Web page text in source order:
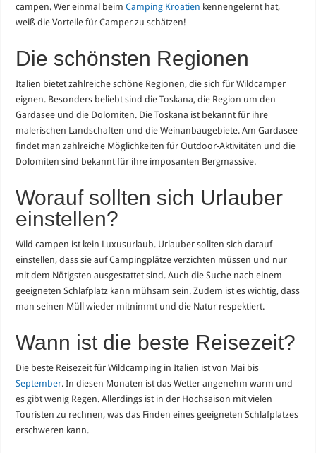
campen. Wer einmal beimCamping Kroatien kennengelernt hat,
weiß die Vorteile für Camper zu schätzen!
Die schönsten Regionen
Italien bietet zahlreiche schöne Regionen, die sich für Wildcamper
eignen. Besonders beliebt sind die Toskana, die Region um den
Gardasee und die Dolomiten. Die Toskana ist bekannt für ihre
malerischen Landschaften und die Weinanbaugebiete. Am Gardasee
findet man zahlreiche Möglichkeiten für Outdoor-Aktivitäten und die
Dolomiten sind bekannt für ihre imposanten Bergmassive.
Worauf sollten sich Urlauber
einstellen?
Wild campen ist kein Luxusurlaub. Urlauber sollten sich darauf
einstellen, dass sie auf Campingplätze verzichten müssen und nur
mit dem Nötigsten ausgestattet sind. Auch die Suche nach einem
geeigneten Schlafplatz kann mühsam sein. Zudem ist es wichtig, dass
man seinen Müll wieder mitnimmt und die Natur respektiert.
Wann ist die beste Reisezeit?
Die beste Reisezeit für Wildcamping in Italien ist von Mai bis
September. In diesen Monaten ist das Wetter angenehm warm und
es gibt wenig Regen. Allerdings ist in der Hochsaison mit vielen
Touristen zu rechnen, was das Finden eines geeigneten Schlafplatzes
erschweren kann.